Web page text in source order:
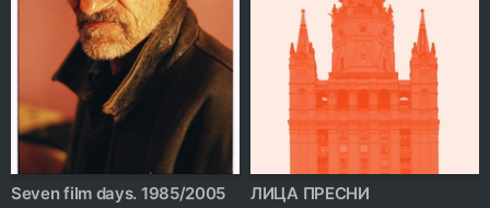
Seven film days. 1985/2005 ЛИЦА ПРЕСНИ